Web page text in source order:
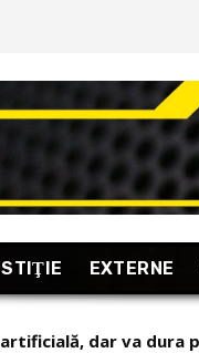
EXTERNE
dar va dura
a lumii noastre e